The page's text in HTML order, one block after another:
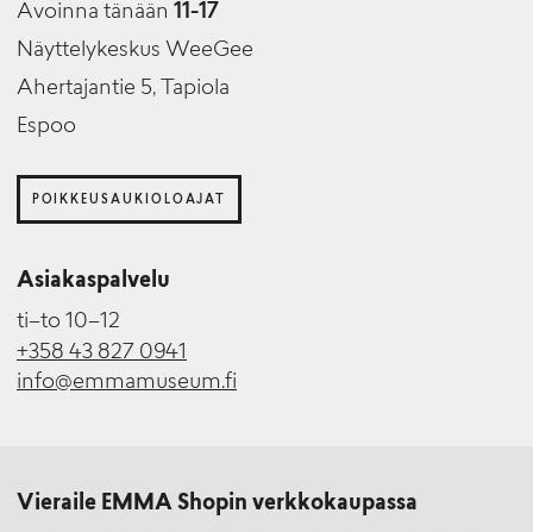
Avoinna tänään 11-17
Näyttelykeskus WeeGee
Ahertajantie 5, Tapiola
Espoo
POIKKEUSAUKIOLOAJAT
Asiakaspalvelu
ti–to 10–12
+358 43 827 0941
info@emmamuseum.fi
Vieraile EMMA Shopin verkkokaupassa